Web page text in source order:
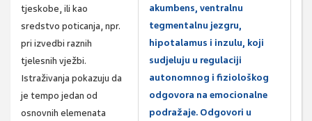
akumbens, ventralnu
tegmentalnu jezgru,
hipotalamus i inzulu, koji
sudjeluju u regulaciji
autonomnog i fiziološkog
odgovora na emocionalne
podražaje. Odgovori u
tjeskobe, ili kao
sredstvo poticanja, npr.
pri izvedbi raznih
tjelesnih vježbi.
Istraživanja pokazuju da
je tempo jedan od
osnovnih elemenata